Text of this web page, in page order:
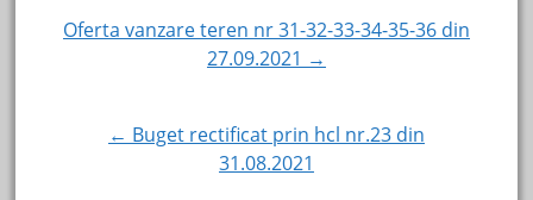
Post
Oferta vanzare teren nr 31-32-33-34-35-36 din
27.09.2021 →
← Buget rectificat prin hcl nr.23 din
31.08.2021